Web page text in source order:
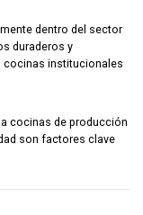
dentro del sector
duraderos y
cocinas institucionales
cocinas de producción
son factores clave